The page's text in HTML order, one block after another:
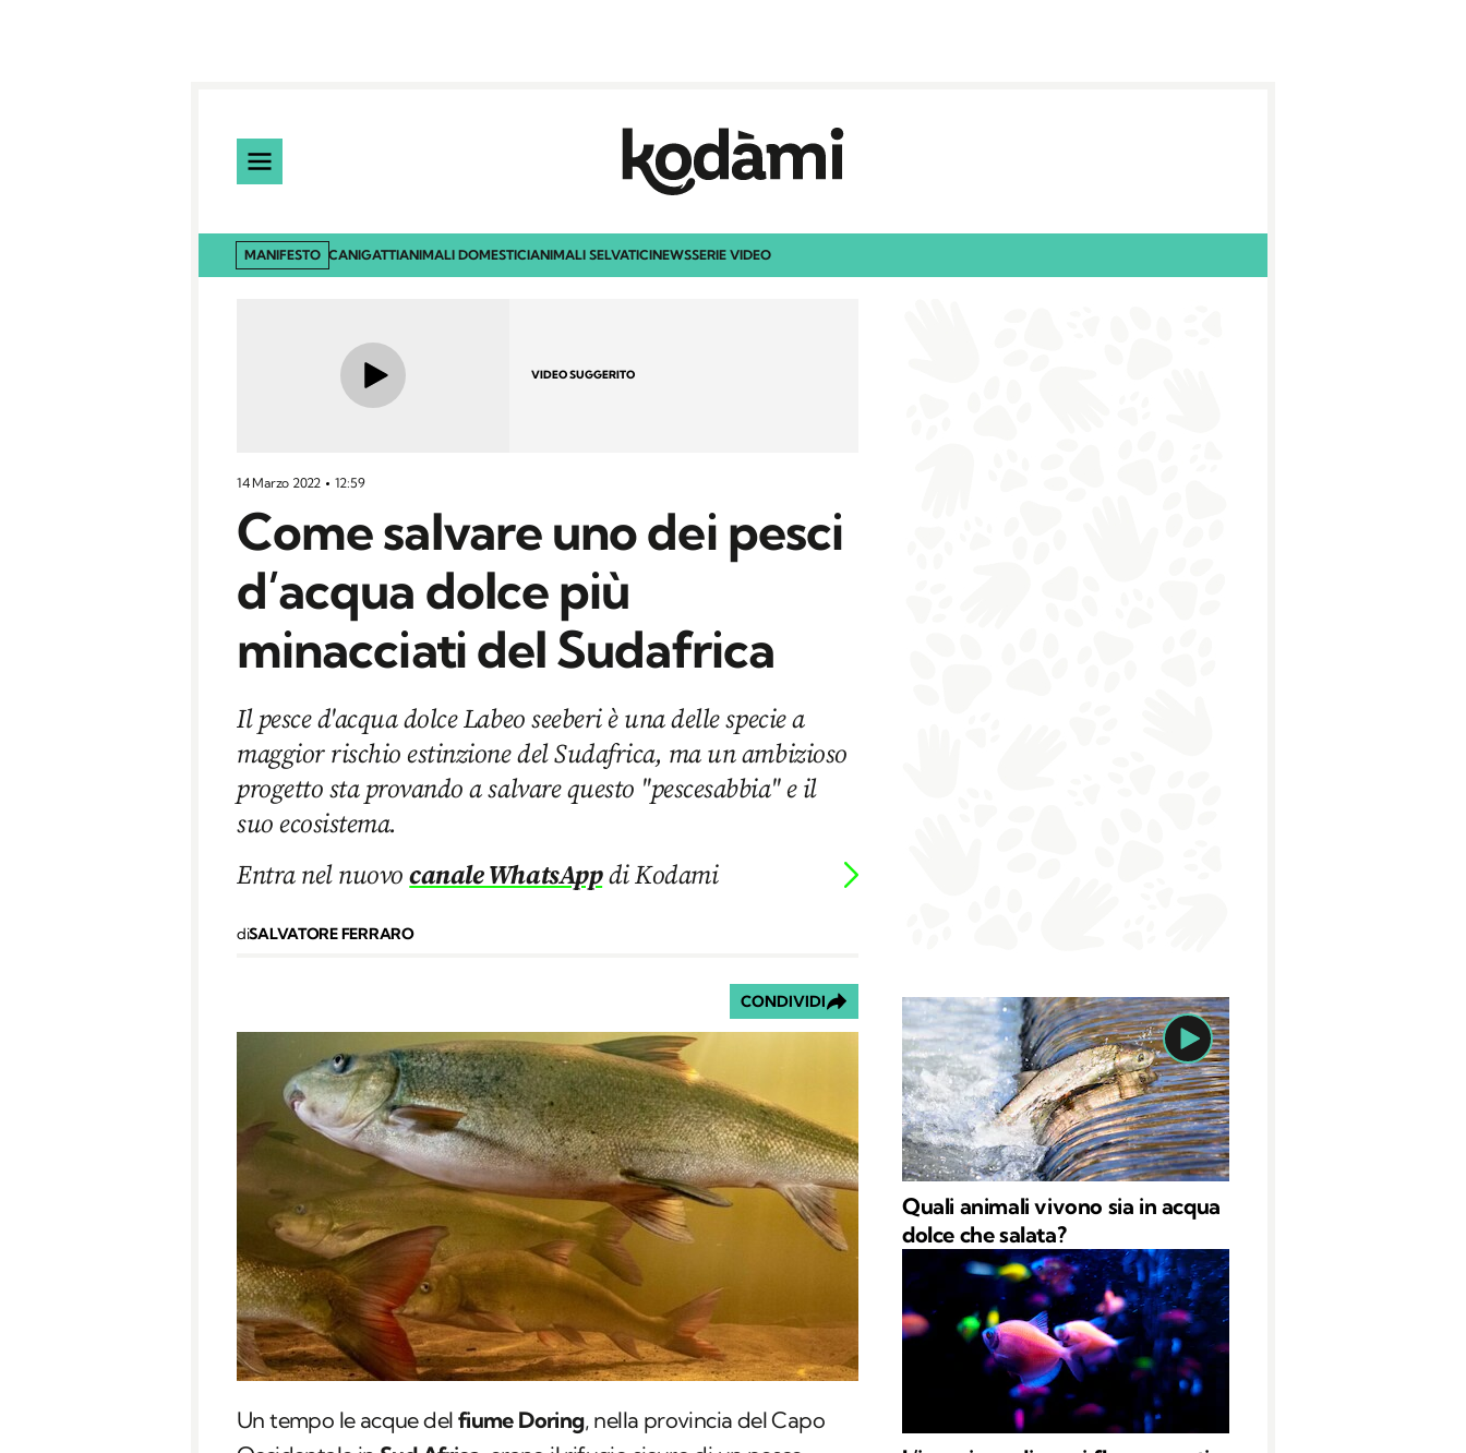
MANIFESTO CANIGATTIANIMALI DOMESTICIANIMALI SELVATICINEWSSERIE VIDEO
VIDEO SUGGERITO
14 Marzo 2022 12:59
Come salvare uno dei pesci
d’acqua dolce più
minacciati del Sudafrica
Il pesce d'acqua dolce Labeo seeberi è una delle specie a
maggior rischio estinzione del Sudafrica, ma un ambizioso
progetto sta provando a salvare questo "pescesabbia" e il
suo ecosistema.
Entra nel nuovocanale WhatsAppdi Kodami
diSALVATORE FERRARO
CONDIVIDI
Un tempo le acque del fiume Doring, nella provincia del Capo
Quali animali vivono sia in acqua
dolce che salata?